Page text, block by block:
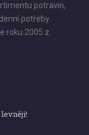
potravin,
potřeby.
roku 2005 z